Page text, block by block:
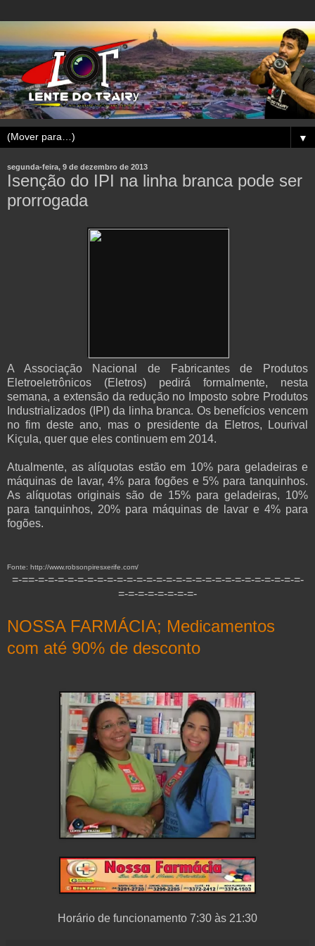
▼
segunda-feira, 9 de dezembro de 2013
Isenção do IPI na linha branca pode ser
prorrogada
A Associação Nacional de Fabricantes de Produtos
Eletroeletrônicos (Eletros) pedirá formalmente, nesta
semana, a extensão da redução no Imposto sobre Produtos
Industrializados (IPI) da linha branca. Os benefícios vencem
no fim deste ano, mas o presidente da Eletros, Lourival
Kiçula, quer que eles continuem em 2014.
Atualmente, as alíquotas estão em 10% para geladeiras e
máquinas de lavar, 4% para fogões e 5% para tanquinhos.
As alíquotas originais são de 15% para geladeiras, 10%
para tanquinhos, 20% para máquinas de lavar e 4% para
fogões.
Fonte: http://www.robsonpiresxerife.com/
=-==-=-=-=-=-=-=-=-=-=-=-=-=-=-=-=-=-=-=-=-=-=-=-=-=-=-=-=-
=-=-=-=-=-=-=-=-
NOSSA FARMÁCIA; Medicamentos
com até 90% de desconto
Horário de funcionamento 7:30 às 21:30